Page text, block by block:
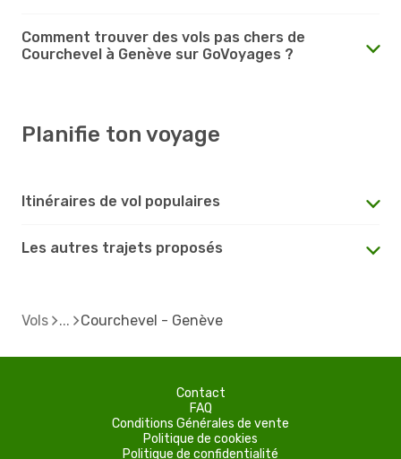
Comment trouver des vols pas chers de
Courchevel à Genève sur GoVoyages ?
Planifie ton voyage
Itinéraires de vol populaires
Les autres trajets proposés
Vols Courchevel - Genève
Contact
FAQ
Conditions Générales de vente
Politique de cookies
Politique de confidentialité